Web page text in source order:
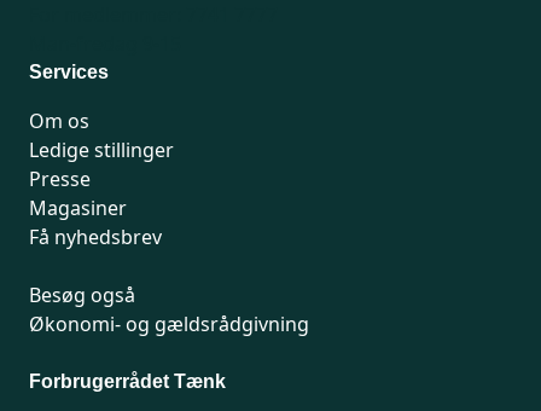
Services
Om os
Ledige stillinger
Presse
Magasiner
Få nyhedsbrev
Besøg også
Økonomi- og gældsrådgivning
Forbrugerrådet Tænk